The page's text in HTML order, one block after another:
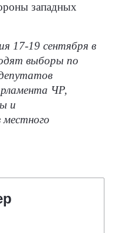
западных
17-19 сентября в
выборы по
ЧР,
и
местного